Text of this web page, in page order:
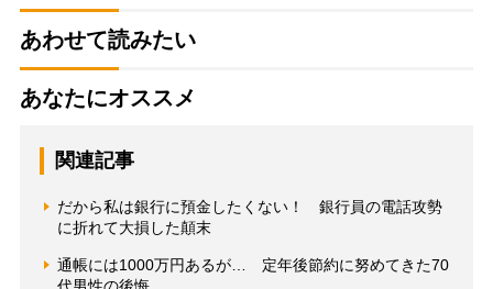
あわせて読みたい
あなたにオススメ
関連記事
だから私は銀行に預金したくない！ 銀行員の電話攻勢
に折れて大損した顛末
通帳には1000万円あるが… 定年後節約に努めてきた70
代男性の後悔